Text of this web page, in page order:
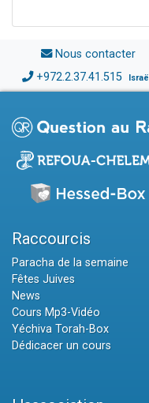
Nous contacter
+972.2.37.41.515 Israël
Raccourcis
Paracha de la semaine
Fêtes Juives
News
Cours Mp3-Vidéo
Yéchiva Torah-Box
Dédicacer un cours